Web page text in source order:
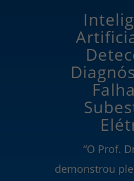
“O Prof.
demonstrou